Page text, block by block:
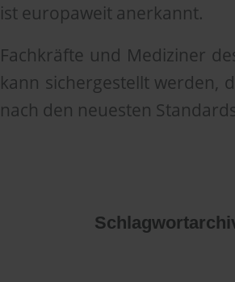
ist europaweit anerkannt.
Fachkräfte und Mediziner
kann sichergestellt werden,
nach den neuesten